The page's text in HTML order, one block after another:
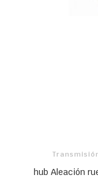
hub Aleación